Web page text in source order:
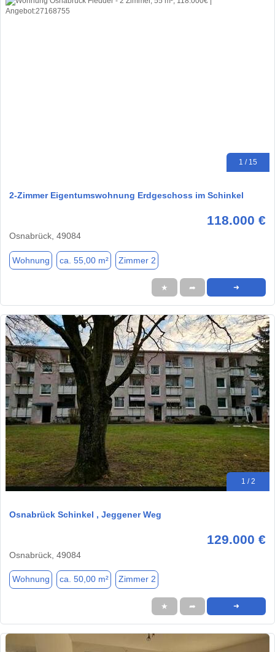
1 / 15
2-Zimmer Eigentumswohnung Erdgeschoss im Schinkel
118.000 €
Osnabrück, 49084
Wohnung ca. 55,00 m² Zimmer 2
★ ➦ ➜
1 / 2
Osnabrück Schinkel , Jeggener Weg
129.000 €
Osnabrück, 49084
Wohnung ca. 50,00 m² Zimmer 2
★ ➦ ➜